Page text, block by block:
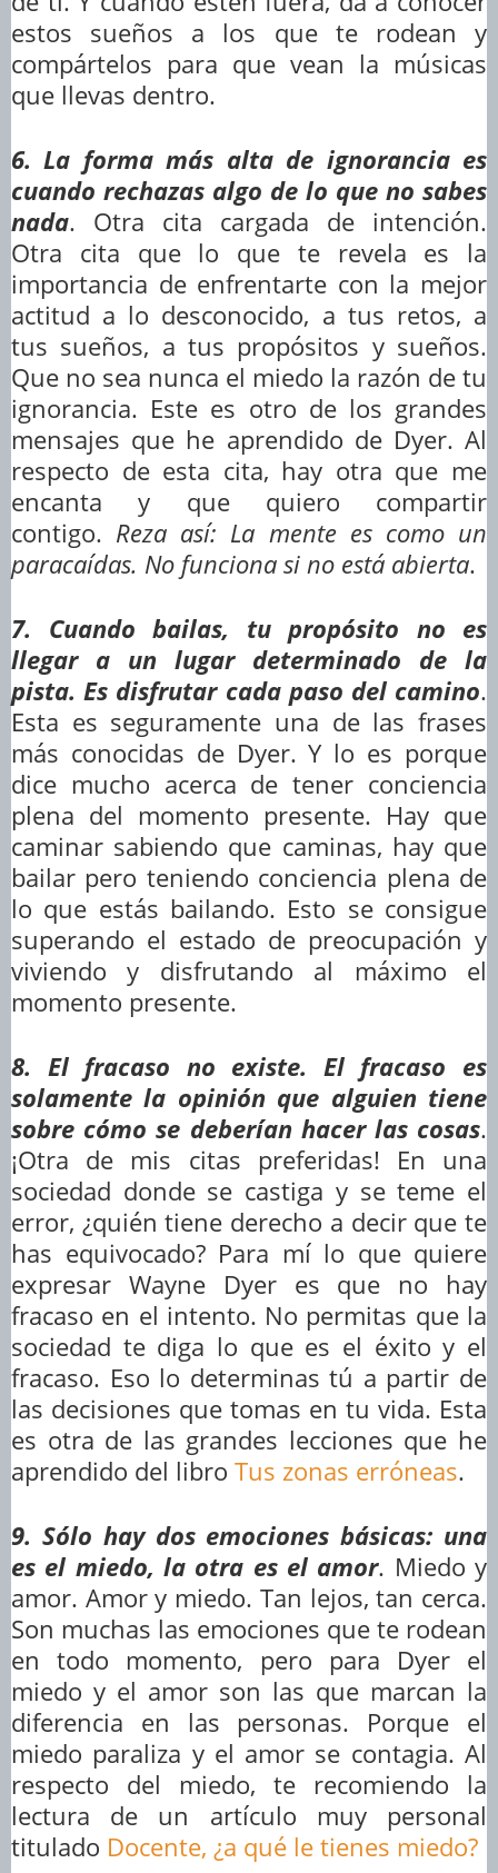
estos sueños a los que te rodean y
compártelos para que vean la músicas
que llevas dentro.
6. La forma más alta de ignorancia es
cuando rechazas algo de lo que no sabes
nada. Otra cita cargada de intención.
Otra cita que lo que te revela es la
importancia de enfrentarte con la mejor
actitud a lo desconocido, a tus retos, a
tus sueños, a tus propósitos y sueños.
Que no sea nunca el miedo la razón de tu
ignorancia. Este es otro de los grandes
mensajes que he aprendido de Dyer. Al
respecto de esta cita, hay otra que me
encanta y que quiero compartir
contigo. Reza así: La mente es como un
paracaídas. No funciona si no está abierta.
7. Cuando bailas, tu propósito no es
llegar a un lugar determinado de la
pista. Es disfrutar cada paso del camino.
Esta es seguramente una de las frases
más conocidas de Dyer. Y lo es porque
dice mucho acerca de tener conciencia
plena del momento presente. Hay que
caminar sabiendo que caminas, hay que
bailar pero teniendo conciencia plena de
lo que estás bailando. Esto se consigue
superando el estado de preocupación y
viviendo y disfrutando al máximo el
momento presente.
8. El fracaso no existe. El fracaso es
solamente la opinión que alguien tiene
sobre cómo se deberían hacer las cosas.
¡Otra de mis citas preferidas! En una
sociedad donde se castiga y se teme el
error, ¿quién tiene derecho a decir que te
has equivocado? Para mí lo que quiere
expresar Wayne Dyer es que no hay
fracaso en el intento. No permitas que la
sociedad te diga lo que es el éxito y el
fracaso. Eso lo determinas tú a partir de
las decisiones que tomas en tu vida. Esta
es otra de las grandes lecciones que he
aprendido del libro Tus zonas erróneas.
9. Sólo hay dos emociones básicas: una
es el miedo, la otra es el amor. Miedo y
amor. Amor y miedo. Tan lejos, tan cerca.
Son muchas las emociones que te rodean
en todo momento, pero para Dyer el
miedo y el amor son las que marcan la
diferencia en las personas. Porque el
miedo paraliza y el amor se contagia. Al
respecto del miedo, te recomiendo la
lectura de un artículo muy personal
titulado Docente, ¿a qué le tienes miedo?